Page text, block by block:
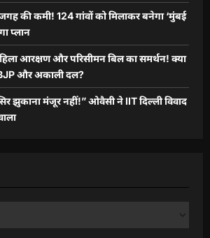
की कमी! 124 गांवों को मिलाकर बनेगा ‘मुंबई
प्लान
आरक्षण और परिसीमन बिल का समर्थन! क्या
और अकाली दल?
झुकाना मंजूर नहीं!” ओवैसी ने IIT दिल्ली विवाद